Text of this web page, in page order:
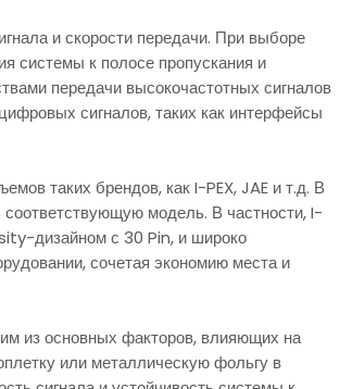
и скорости передачи. При выборе
системы к полосе пропускания и
передачи высокочастотных сигналов
сигналов, таких как интерфейсы
таких брендов, как I-PEX, JAE и т.д. В
соответствующую модель. В частности, I-
дизайном с 30 Pin, и широко
сочетая экономию места и
из основных факторов, влияющих на
или металлическую фольгу в